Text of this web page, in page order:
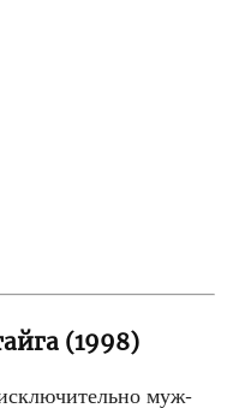
(1998)
муж­